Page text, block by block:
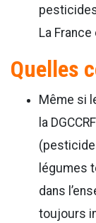
La
Quelles
Même si
la
légumes
dans
toujours